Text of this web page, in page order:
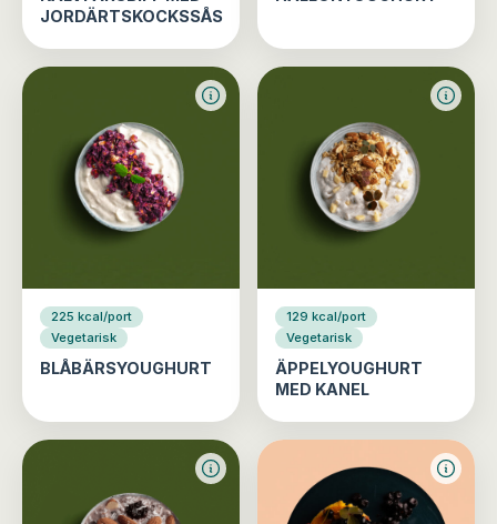
JORDÄRTSKOCKSSÅS
225 kcal/port
Vegetarisk
BLÅBÄRSYOUGHURT
129 kcal/port
Vegetarisk
ÄPPELYOUGHURT
MED KANEL